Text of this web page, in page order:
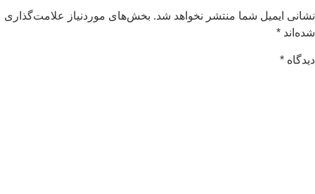
ایمیل شما منتشر نخواهد شد. بخش‌های موردنیاز علامت‌گذاری
*
*